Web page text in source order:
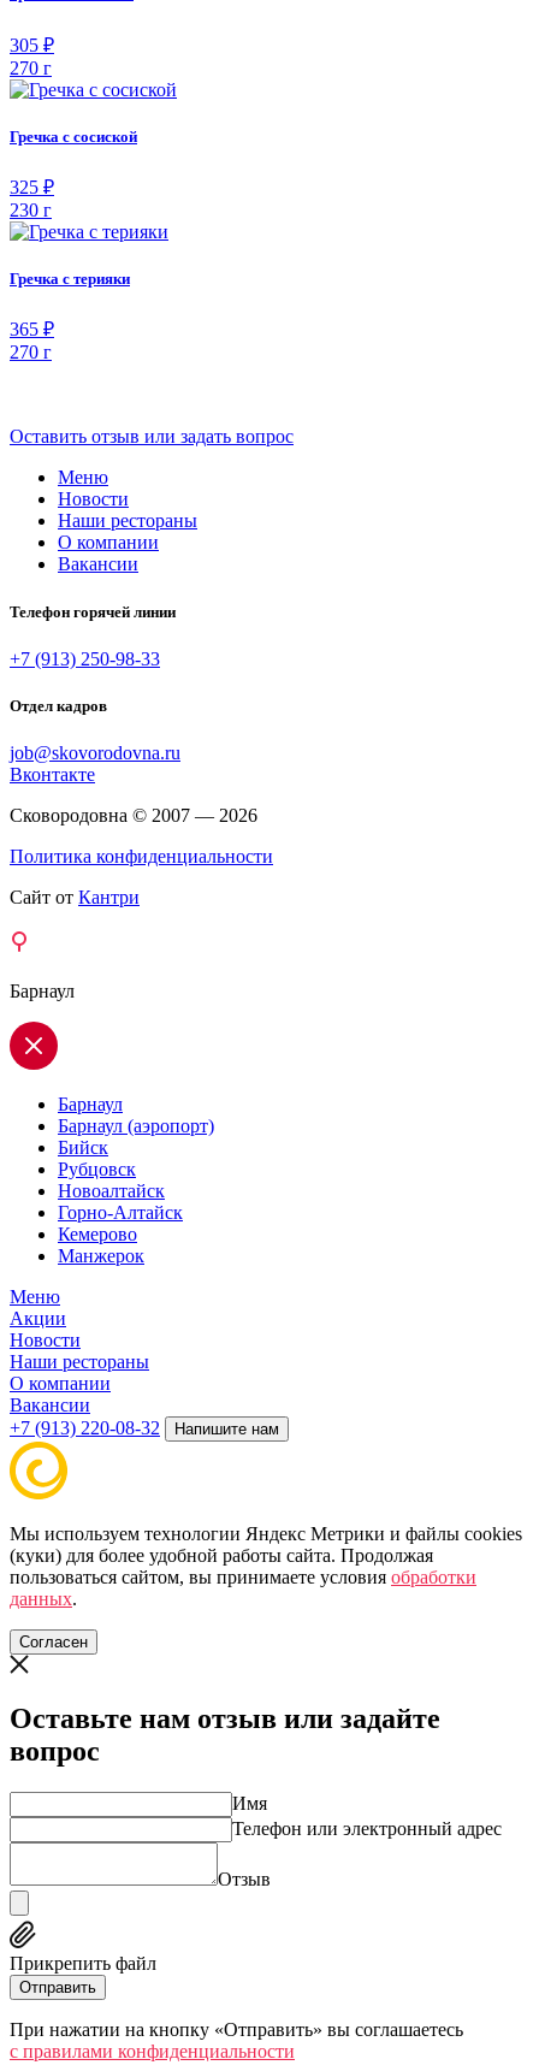
305 ₽
270 г
Гречка с сосиской
325 ₽
230 г
Гречка с терияки
365 ₽
270 г
Оставить отзыв или задать вопрос
Меню
Новости
Наши рестораны
О компании
Вакансии
Телефон горячей линии
+7 (913) 250-98-33
Отдел кадров
job@skovorodovna.ru
Вконтакте
Сковородовна © 2007 — 2026
Политика конфиденциальности
Сайт от Кантри
Барнаул
Барнаул
Барнаул (аэропорт)
Бийск
Рубцовск
Новоалтайск
Горно-Алтайск
Кемерово
Манжерок
Меню
Акции
Новости
Наши рестораны
О компании
Вакансии
+7 (913) 220-08-32
Напишите нам
Мы используем технологии Яндекс Метрики и файлы cookies
(куки) для более удобной работы сайта. Продолжая
пользоваться сайтом, вы принимаете условия обработки
данных.
Согласен
Оставьте нам отзыв или задайте
вопрос
Имя
Телефон или электронный адрес
Отзыв
Прикрепить файл
Отправить
При нажатии на кнопку «Отправить» вы соглашаетесь
c правилами конфиденциальности